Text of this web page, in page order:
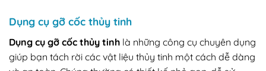
Dụng cụ gỡ cốc thủy tinh
Dụng cụ gỡ cốc thủy tinh là những công cụ chuyên dụng
giúp bạn tách rời các vật liệu thủy tinh một cách dễ dàng